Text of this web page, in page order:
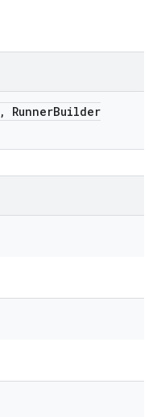
, RunnerBuilder